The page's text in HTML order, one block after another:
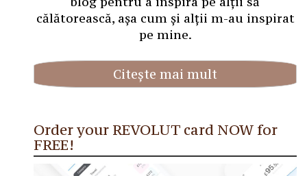
călătorească, așa cum și alții m-au inspirat
pe mine.
Citește mai mult
Order your REVOLUT card NOW for
FREE!